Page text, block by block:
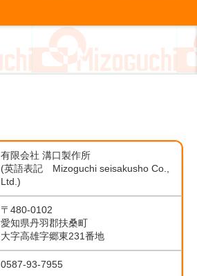
有限会社 溝口製作所
(英語表記 Mizoguchi seisakusho Co.,
Ltd.)
〒480-0102
愛知県丹羽郡扶桑町
大字高雄字郷東231番地
0587-93-7955